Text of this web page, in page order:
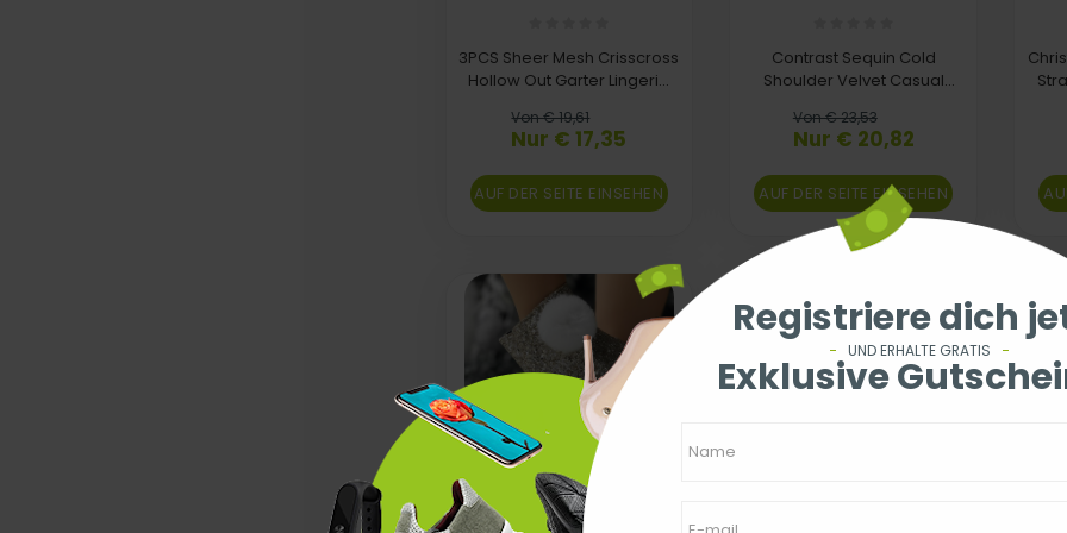
Registriere dich
UND ERHALTE GRATIS
Exklusive
3PCS Sheer Mesh Crisscross
Hollow Out Garter Lingerie
Von € 19,61
Nur € 17,35
AUF DER SEITE EINSEHEN
Contrast Sequin Cold
Shoulder Velvet Casual
Von € 23,53
Nur € 20,82
AUF DER SEITE EINSEHEN